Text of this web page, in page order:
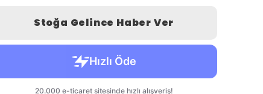
Stoğa Gelince Haber Ver